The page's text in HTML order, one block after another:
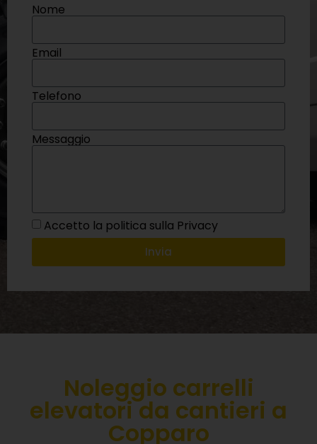
Nome
Email
Telefono
Messaggio
Accetto la politica sulla Privacy
Invia
Noleggio carrelli
elevatori da cantieri a
Copparo